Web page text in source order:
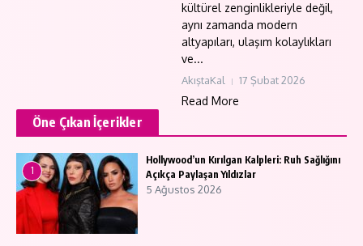
kültürel zenginlikleriyle değil,
aynı zamanda modern
altyapıları, ulaşım kolaylıkları
ve...
AkıştaKal 17 Şubat 2026
Read More
Öne Çıkan İçerikler
1
Hollywood’un Kırılgan Kalpleri: Ruh Sağlığını
Açıkça Paylaşan Yıldızlar
5 Ağustos 2026